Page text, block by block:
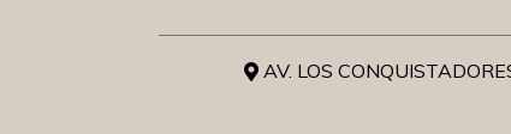
AV. LOS